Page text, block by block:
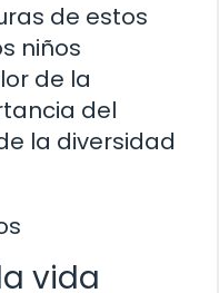
de estos
niños
de la
del
la diversidad
vida